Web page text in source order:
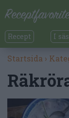
Recept I
Startsida ›